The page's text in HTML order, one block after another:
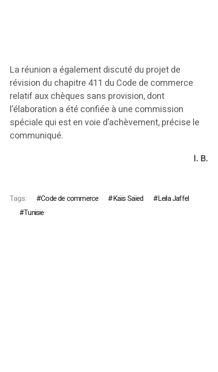
La réunion a également discuté du projet de
révision du chapitre 411 du Code de commerce
relatif aux chèques sans provision, dont
l’élaboration a été confiée à une commission
spéciale qui est en voie d’achèvement, précise le
communiqué.
I. B.
Tags: Code de commerce Kaïs Saïed
Leila Jaffel
Tunisie